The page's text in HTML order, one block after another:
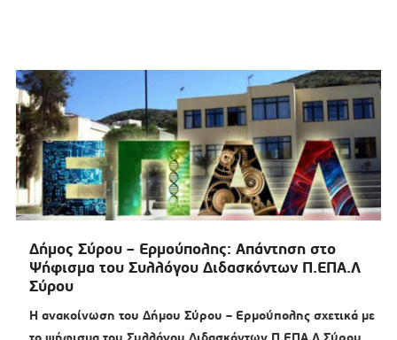
Δήμος Σύρου – Ερμούπολης: Απάντηση στο
Ψήφισμα του Συλλόγου Διδασκόντων Π.ΕΠΑ.Λ
Σύρου
Η ανακοίνωση του Δήμου Σύρου – Ερμούπολης σχετικά με